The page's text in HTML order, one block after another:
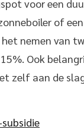
voor een
of
nemen van
Ook
zelf aan de
subsidie